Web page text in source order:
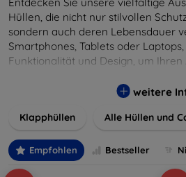
Hüllen, die nicht nur stilvollen
sondern auch deren Lebensdauer
Smartphones, Tablets oder
Funktionalität und Design, um
Farben, um Ihren persönlichen Stil
weitere
Klapphüllen Alle Hüllen und
Empfohlen Bestseller